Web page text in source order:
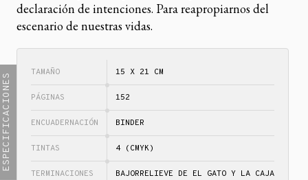
declaración de intenciones. Para reapropiarnos del
escenario de nuestras vidas.
ESPECIFICACIONES
TAMAÑO 15 X 21 CM
PÁGINAS 152
ENCUADERNACIÓN BINDER
TINTAS 4 (CMYK)
TERMINACIONES BAJORRELIEVE DE EL GATO Y LA CAJA